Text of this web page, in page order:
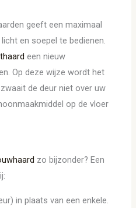
geeft een maximaal
en soepel te bedienen.
een nieuw
Op deze wijze wordt het
de deur niet over uw
op de vloer
zo bijzonder? Een
in plaats van een enkele.